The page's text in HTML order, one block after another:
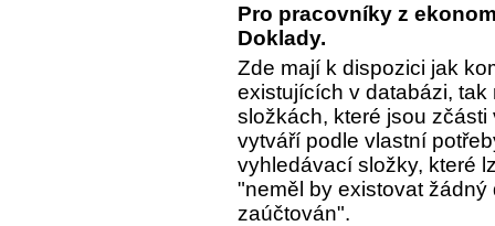
Pro pracovníky z
Doklady.
Zde mají k dispozici jak
existujících v databázi,
složkách, které jsou
vytváří podle vlastní
vyhledávací složky, které
"neměl by existovat
zaúčtován".